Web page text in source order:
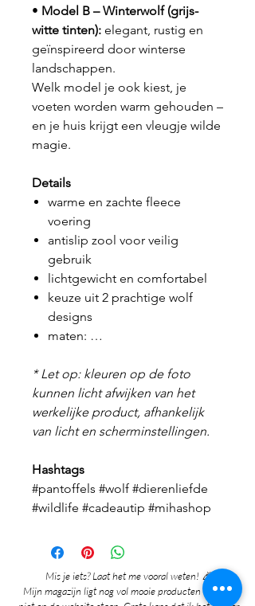
• Model B – Winterwolf (grijs-
witte tinten): elegant, rustig en
geïnspireerd door winterse
landschappen.
Welk model je ook kiest, je
voeten worden warm gehouden –
en je huis krijgt een vleugje wilde
magie.
Details
warme en zachte fleece
voering
antislip zool voor veilig
gebruik
lichtgewicht en comfortabel
keuze uit 2 prachtige wolf
designs
maten: …
* Let op: kleuren op de foto
kunnen licht afwijken van het
werkelijke product, afhankelijk
van licht en scherminstellingen.
Hashtags
#pantoffels #wolf #dierenliefde
#wildlife #cadeautip #mihashop
Mis je iets? Laat het me vooral weten! 🎉
Mijn magazijn ligt nog vol mooie producten die nog